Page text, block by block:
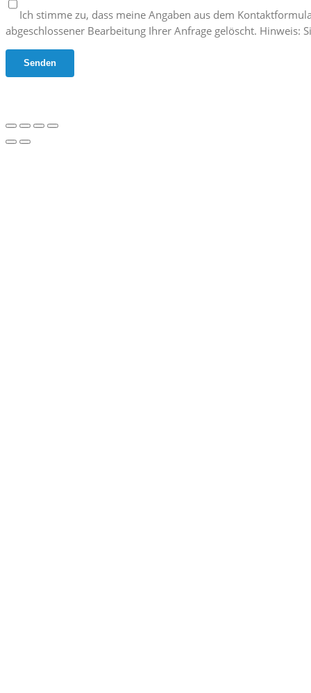
Ich stimme zu, dass meine Angaben aus dem
abgeschlossener Bearbeitung Ihrer Anfrage gelöscht.